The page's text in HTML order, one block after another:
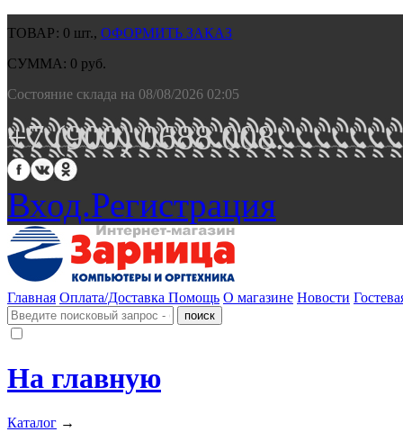
ТОВАР: 0 шт., ОФОРМИТЬ ЗАКАЗ
СУММА: 0 руб.
Состояние склада на 08/08/2026 02:05
+7 (900) 0688 008.
Вход.Регистрация
Главная Оплата/Доставка Помощь О магазине Новости
На главную
Каталог →